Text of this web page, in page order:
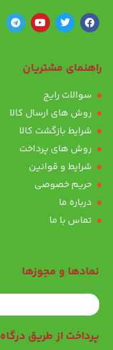
راهنمای مشتریان
سوالات رایج
روش های ارسال کالا
شرایط بازگشت کالا
روش های پرداخت
شرایط و قوانین
حریم خصوصی
درباره ما
تماس با ما
نمادها و مجوزها
پرداخت از طریق درگاه